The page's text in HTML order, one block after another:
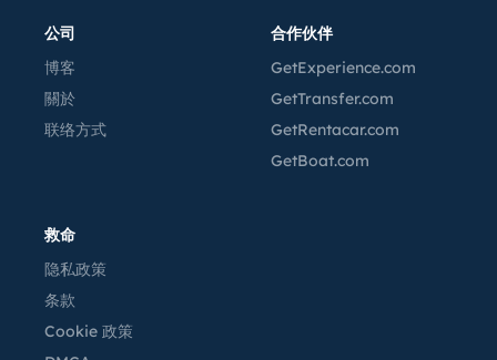
公司
博客
關於
联络方式
合作伙伴
GetExperience.com
GetTransfer.com
GetRentacar.com
GetBoat.com
救命
隐私政策
条款
Cookie 政策